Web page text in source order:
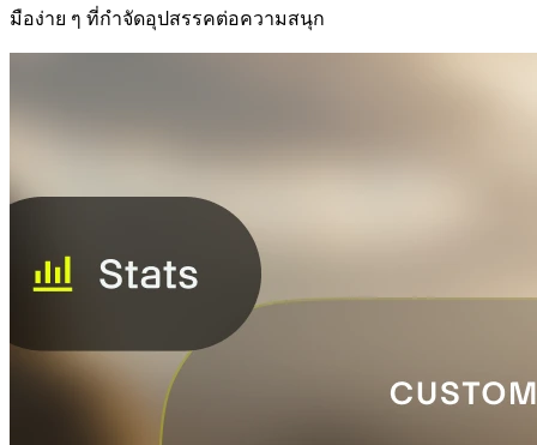
มือง่าย ๆ ที่กำจัดอุปสรรคต่อความสนุก